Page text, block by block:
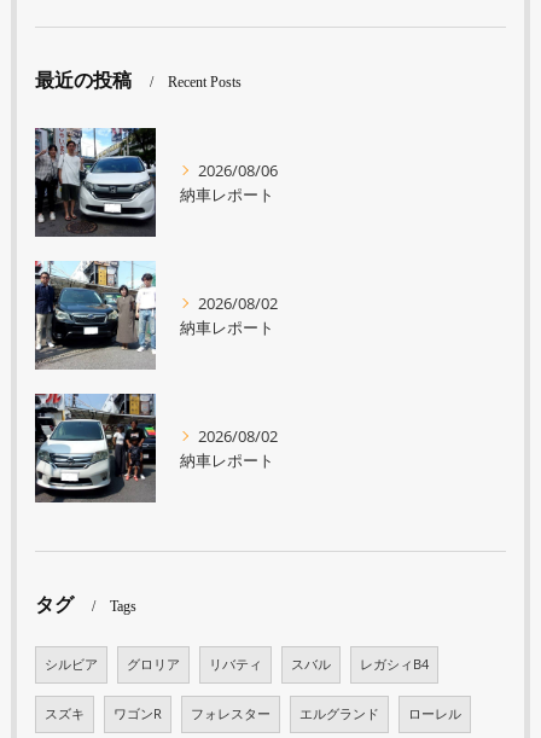
最近の投稿 Recent Posts
2026/08/06
納車レポート
2026/08/02
納車レポート
2026/08/02
納車レポート
タグ Tags
シルビア グロリア リバティ スバル レガシィB4
スズキ ワゴンR フォレスター エルグランド ローレル